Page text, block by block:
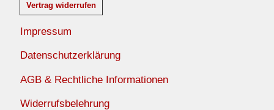
Vertrag widerrufen
Impressum
Datenschutzerklärung
AGB & Rechtliche Informationen
Widerrufsbelehrung